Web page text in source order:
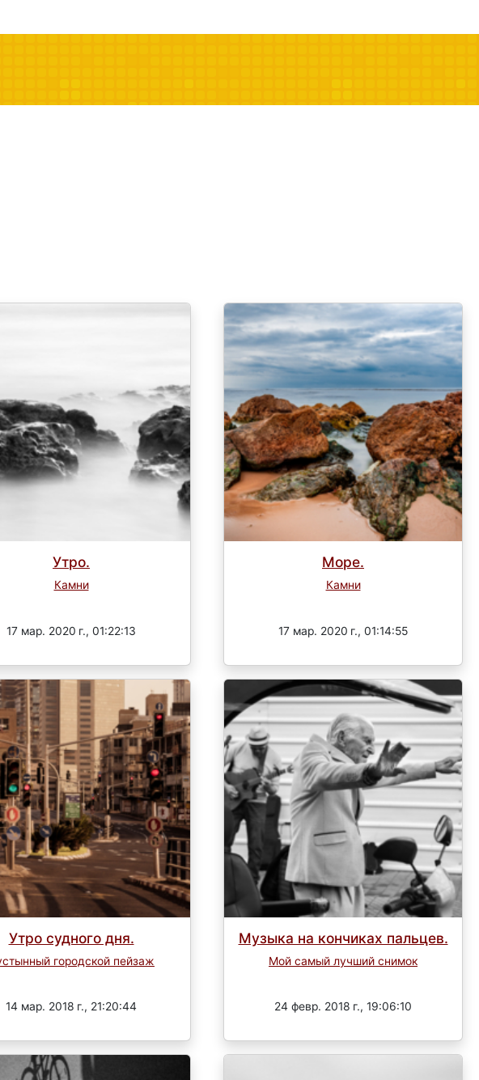
Утро.
Камни
17 мар. 2020 г., 01:22:13
Море.
Камни
17 мар. 2020 г., 01:14:55
Утро судного дня.
городской пейзаж
14 мар. 2018 г., 21:20:44
Музыка на кончиках пальцев.
Мой самый лучший снимок
24 февр. 2018 г., 19:06:10